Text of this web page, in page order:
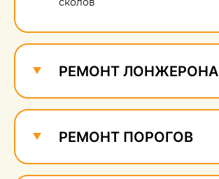
РЕМОНТ ЛОНЖЕРОНА
РЕМОНТ ПОРОГОВ